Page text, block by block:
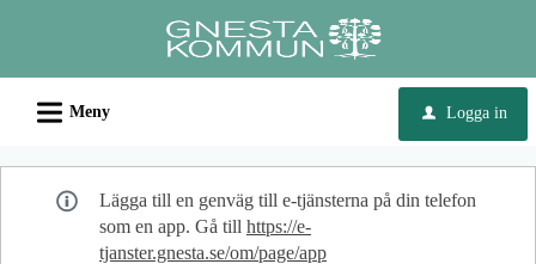
e-
tjänster
kommun
L Meny u Logga in
Lägga till en genväg till e-tjänsterna på din telefon
som en app. Gå till https://e-
tjanster.gnesta.se/om/page/app